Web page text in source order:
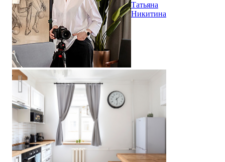
Татьяна
Никитина
Скандинавский лаконизм под аренду